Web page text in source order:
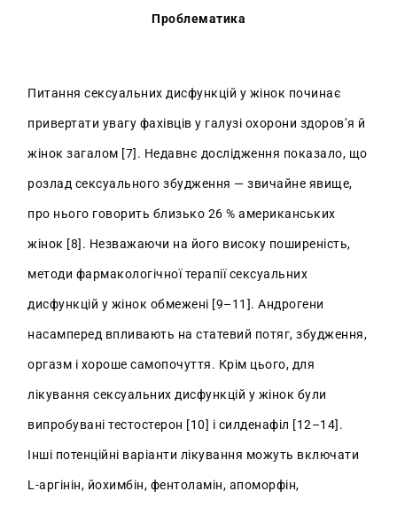
Проблематика
Питання сексуальних дисфункцій у жінок починає
привертати увагу фахівців у галузі охорони здоров’я й
жінок загалом [7]. Недавнє дослідження показало, що
розлад сексуального збудження — звичайне явище,
про нього говорить близько 26 % американських
жінок [8]. Незважаючи на його високу поширеність,
методи фармакологічної терапії сексуальних
дисфункцій у жінок обмежені [9–11]. Андрогени
насамперед впливають на статевий потяг, збудження,
оргазм і хороше самопочуття. Крім цього, для
лікування сексуальних дисфункцій у жінок були
випробувані тестостерон [10] і силденафіл [12–14].
Інші потенційні варіанти лікування можуть включати
L-аргінін, йохимбін, фентоламін, апоморфін,